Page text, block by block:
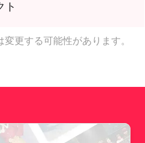
ト
変更する可能性があります。